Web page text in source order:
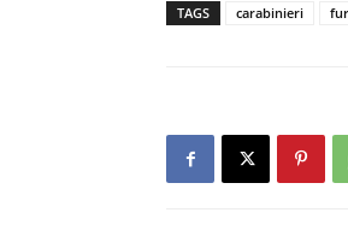
TAGS carabinieri